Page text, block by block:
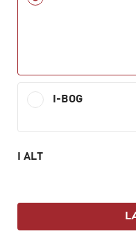
Læreruddannelsen
Læreruddannelse,
er
på Læreruddannelsen i
Professionshøjskolen
Religionsstudier,
I-BOG
I ALT